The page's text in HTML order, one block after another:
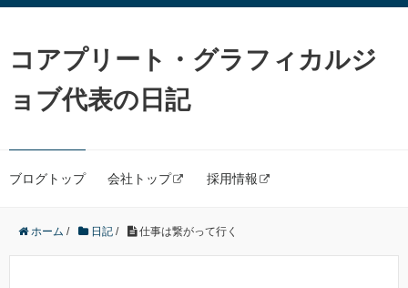
コアプリート・グラフィカルジ
ョブ代表の日記
ブログトップ 会社トップ 採用情報
ホーム / 日記 / 仕事は繋がって行く